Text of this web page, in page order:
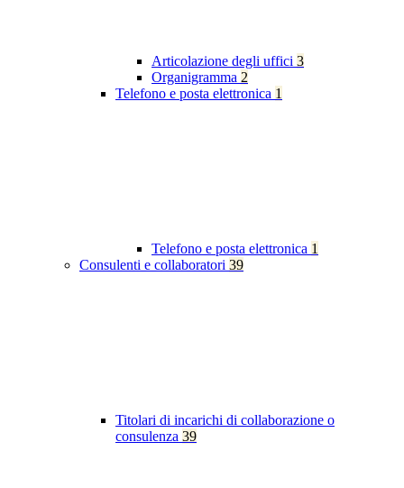
Articolazione degli uffici 3
Organigramma 2
Telefono e posta elettronica 1
Telefono e posta elettronica 1
Consulenti e collaboratori 39
Titolari di incarichi di collaborazione o
consulenza 39